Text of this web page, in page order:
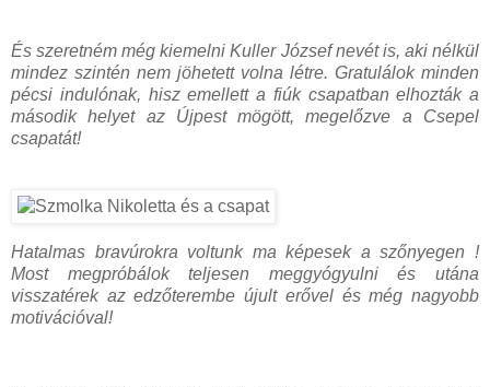
És szeretném még kiemelni Kuller József nevét is, aki nélkül
mindez szintén nem jöhetett volna létre. Gratulálok minden
pécsi indulónak, hisz emellett a fiúk csapatban elhozták a
második helyet az Újpest mögött, megelőzve a Csepel
csapatát!
Hatalmas bravúrokra voltunk ma képesek a szőnyegen !
Most megpróbálok teljesen meggyógyulni és utána
visszatérek az edzőterembe újult erővel és még nagyobb
motivációval!